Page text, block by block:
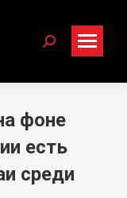
Search:
фоне
есть
среди